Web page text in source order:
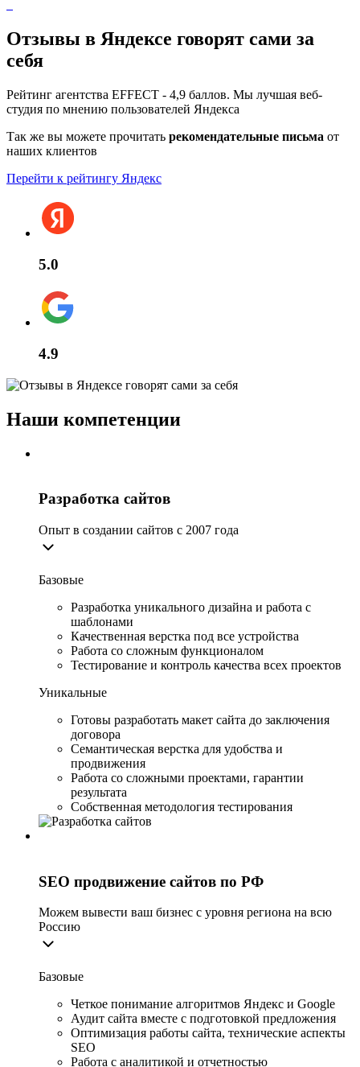
Отзывы в Яндексе говорят сами за
себя
Рейтинг агентства EFFECT - 4,9 баллов. Мы лучшая веб-
студия по мнению пользователей Яндекса
Так же вы можете прочитать рекомендательные письма от
наших клиентов
Перейти к рейтингу Яндекс
5.0
4.9
Наши компетенции
Разработка сайтов
Опыт в создании сайтов с 2007 года
Базовые
Разработка уникального дизайна и работа с
шаблонами
Качественная верстка под все устройства
Работа со сложным функционалом
Тестирование и контроль качества всех проектов
Уникальные
Готовы разработать макет сайта до заключения
договора
Семантическая верстка для удобства и
продвижения
Работа со сложными проектами, гарантии
результата
Собственная методология тестирования
SEO продвижение сайтов по РФ
Можем вывести ваш бизнес с уровня региона на всю
Россию
Базовые
Четкое понимание алгоритмов Яндекс и Google
Аудит сайта вместе с подготовкой предложения
Оптимизация работы сайта, технические аспекты
SEO
Работа с аналитикой и отчетностью